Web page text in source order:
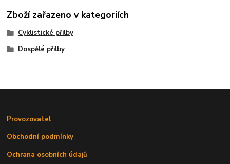
Zboží zařazeno v kategoriích
Cyklistické přilby
Dospělé přilby
Provozovatel
Obchodní podmínky
Ochrana osobních údajů